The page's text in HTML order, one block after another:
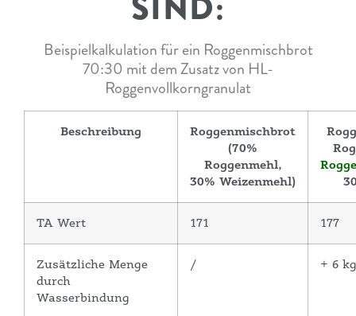
Beispielkalkulation für ein Roggenmischbrot
70:30 mit dem Zusatz von HL-
Roggenvollkorngranulat
Beschreibung
Roggenmischbrot
(70%
Roggenmehl,
30% Weizenmehl)
TA Wert 171 177
Zusätzliche Menge
durch
Wasserbindung
/ + 6 kg